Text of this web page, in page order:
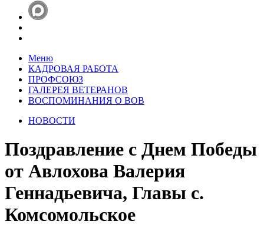
Меню
КАДРОВАЯ РАБОТА
ПРОФСОЮЗ
ГАЛЕРЕЯ ВЕТЕРАНОВ
ВОСПОМИНАНИЯ О ВОВ
НОВОСТИ
Поздравление с Днем Победы
от Авлохова Валерия
Геннадьевича, Главы с.
Комсомольское